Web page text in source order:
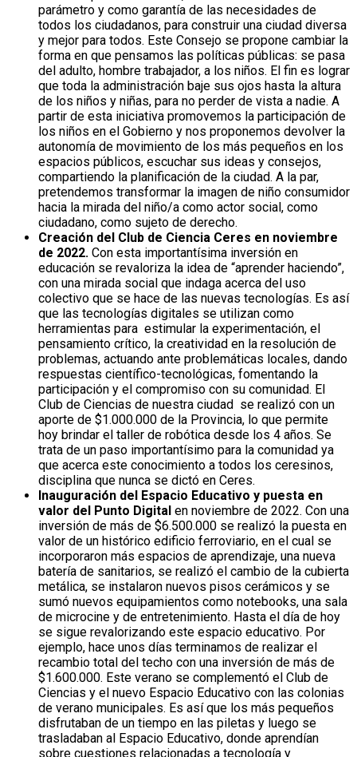
parámetro y como garantía de las necesidades de
todos los ciudadanos, para construir una ciudad diversa
y mejor para todos. Este Consejo se propone cambiar la
forma en que pensamos las políticas públicas: se pasa
del adulto, hombre trabajador, a los niños. El fin es lograr
que toda la administración baje sus ojos hasta la altura
de los niños y niñas, para no perder de vista a nadie. A
partir de esta iniciativa promovemos la participación de
los niños en el Gobierno y nos proponemos devolver la
autonomía de movimiento de los más pequeños en los
espacios públicos, escuchar sus ideas y consejos,
compartiendo la planificación de la ciudad. A la par,
pretendemos transformar la imagen de niño consumidor
hacia la mirada del niño/a como actor social, como
ciudadano, como sujeto de derecho.
Creación del Club de Ciencia Ceres en noviembre
de 2022. Con esta importantísima inversión en
educación se revaloriza la idea de “aprender haciendo”,
con una mirada social que indaga acerca del uso
colectivo que se hace de las nuevas tecnologías. Es así
que las tecnologías digitales se utilizan como
herramientas para estimular la experimentación, el
pensamiento crítico, la creatividad en la resolución de
problemas, actuando ante problemáticas locales, dando
respuestas científico-tecnológicas, fomentando la
participación y el compromiso con su comunidad. El
Club de Ciencias de nuestra ciudad se realizó con un
aporte de $1.000.000 de la Provincia, lo que permite
hoy brindar el taller de robótica desde los 4 años. Se
trata de un paso importantísimo para la comunidad ya
que acerca este conocimiento a todos los ceresinos,
disciplina que nunca se dictó en Ceres.
Inauguración del Espacio Educativo y puesta en
valor del Punto Digital en noviembre de 2022. Con una
inversión de más de $6.500.000 se realizó la puesta en
valor de un histórico edificio ferroviario, en el cual se
incorporaron más espacios de aprendizaje, una nueva
batería de sanitarios, se realizó el cambio de la cubierta
metálica, se instalaron nuevos pisos cerámicos y se
sumó nuevos equipamientos como notebooks, una sala
de microcine y de entretenimiento. Hasta el día de hoy
se sigue revalorizando este espacio educativo. Por
ejemplo, hace unos días terminamos de realizar el
recambio total del techo con una inversión de más de
$1.600.000. Este verano se complementó el Club de
Ciencias y el nuevo Espacio Educativo con las colonias
de verano municipales. Es así que los más pequeños
disfrutaban de un tiempo en las piletas y luego se
trasladaban al Espacio Educativo, donde aprendían
sobre cuestiones relacionadas a tecnología y